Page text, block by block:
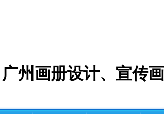
广州画册设计、 宣传